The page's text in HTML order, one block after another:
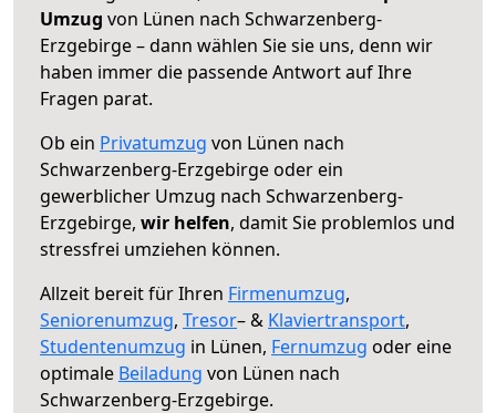
Umzug von Lünen nach Schwarzenberg-
Erzgebirge – dann wählen Sie sie uns, denn wir
haben immer die passende Antwort auf Ihre
Fragen parat.
Ob ein Privatumzug von Lünen nach
Schwarzenberg-Erzgebirge oder ein
gewerblicher Umzug nach Schwarzenberg-
Erzgebirge, wir helfen, damit Sie problemlos und
stressfrei umziehen können.
Allzeit bereit für Ihren Firmenumzug,
Seniorenumzug, Tresor– & Klaviertransport,
Studentenumzug in Lünen, Fernumzug oder eine
optimale Beiladung von Lünen nach
Schwarzenberg-Erzgebirge.